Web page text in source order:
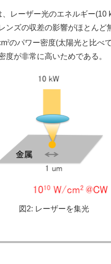
レーザー光のエネルギー
ンズの収差の影響がほとん
2のパワー密度(太陽光と比べ
が非常に高いためである。
図2: レーザーを集光